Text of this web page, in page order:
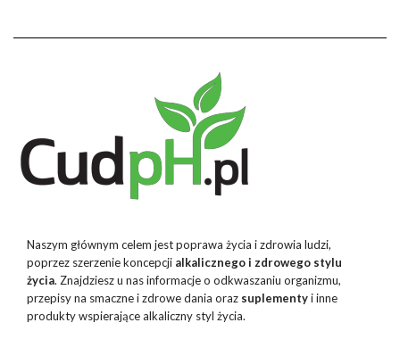
Naszym głównym celem jest poprawa życia i zdrowia ludzi,
poprzez szerzenie koncepcji alkalicznego i zdrowego stylu
życia. Znajdziesz u nas informacje o odkwaszaniu organizmu,
przepisy na smaczne i zdrowe dania oraz suplementyi inne
produkty wspierające alkaliczny styl życia.